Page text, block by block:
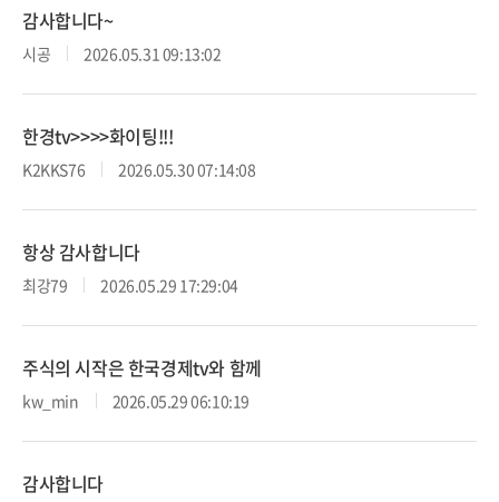
감사합니다~
시공 2026.05.31 09:13:02
한경tv>>>>화이팅!!!
K2KKS76 2026.05.30 07:14:08
항상 감사합니다
최강79 2026.05.29 17:29:04
주식의 시작은 한국경제tv와 함께
kw_min 2026.05.29 06:10:19
감사합니다